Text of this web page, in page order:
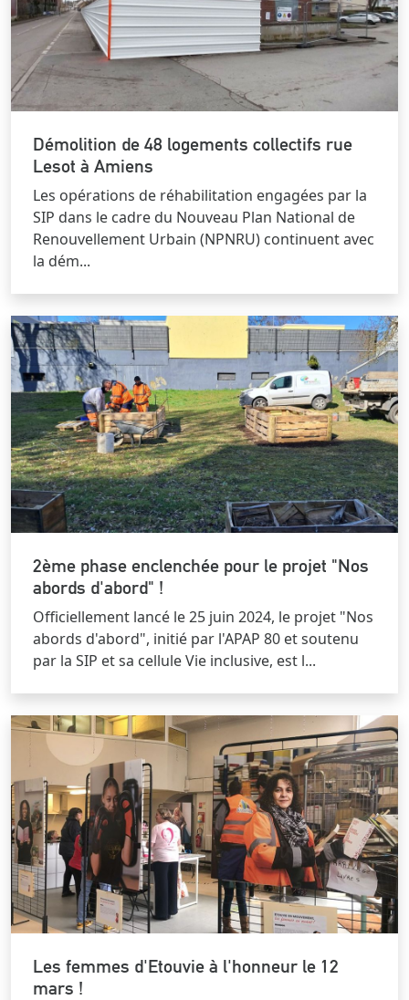
Démolition de 48 logements collectifs rue
Lesot à Amiens
Les opérations de réhabilitation engagées par la
SIP dans le cadre du Nouveau Plan National de
Renouvellement Urbain (NPNRU) continuent avec
la dém...
2ème phase enclenchée pour le projet "Nos
abords d'abord" !
Officiellement lancé le 25 juin 2024, le projet "Nos
abords d'abord", initié par l'APAP 80 et soutenu
par la SIP et sa cellule Vie inclusive, est l...
Les femmes d'Etouvie à l'honneur le 12
mars !